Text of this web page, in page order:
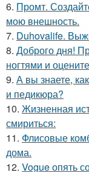
6. Промт.
мою внешность.
7. Duhovalife.
8. Доброго дня!
ногтями и
9. А вы знаете,
и педикюра?
10. Жизненная
смириться:
11. Флисовые
дома.
12. Vogue опять